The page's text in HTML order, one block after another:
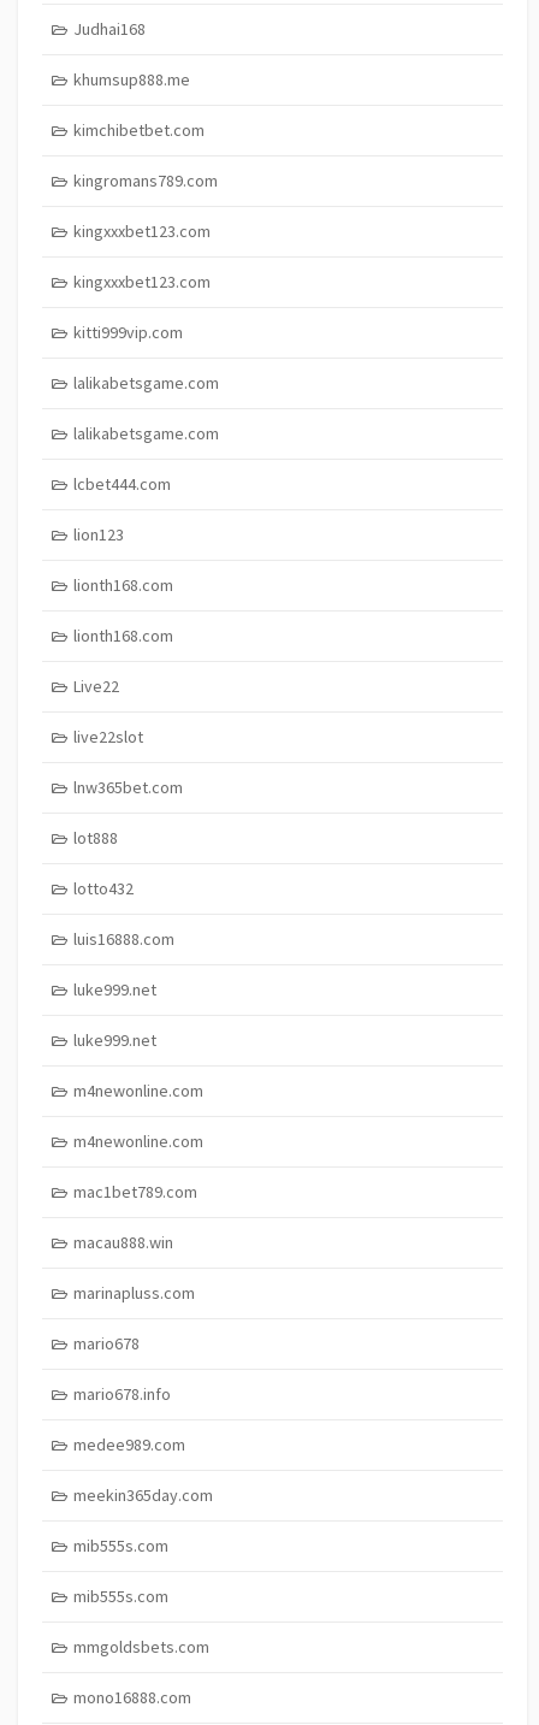
Judhai168
khumsup888.me
kimchibetbet.com
kingromans789.com
kingxxxbet123.com
kingxxxbet123.com
kitti999vip.com
lalikabetsgame.com
lalikabetsgame.com
lcbet444.com
lion123
lionth168.com
lionth168.com
Live22
live22slot
lnw365bet.com
lot888
lotto432
luis16888.com
luke999.net
luke999.net
m4newonline.com
m4newonline.com
mac1bet789.com
macau888.win
marinapluss.com
mario678
mario678.info
medee989.com
meekin365day.com
mib555s.com
mib555s.com
mmgoldsbets.com
mono16888.com